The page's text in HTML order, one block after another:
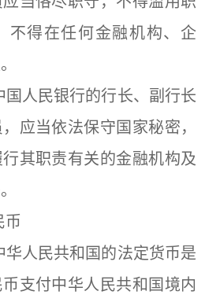
不得在任何金融机构、企
人民银行的行长、副行长
应当依法保守国家秘密，
其职责有关的金融机构及
人民共和国的法定货币是
支付中华人民共和国境内